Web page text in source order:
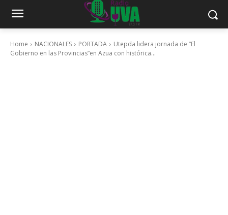
Home NACIONALES PORTADA
Utepda lidera jornada de “El
Gobierno en las Provincias”en Azua con histórica...